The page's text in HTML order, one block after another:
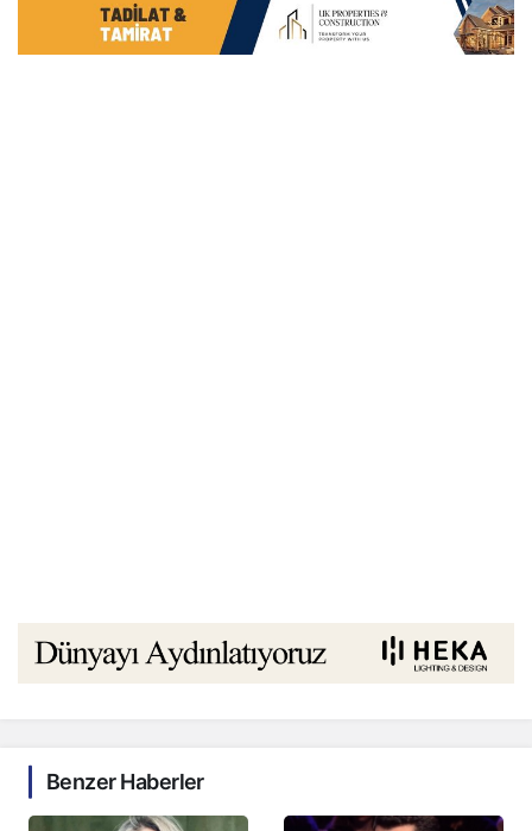
Benzer Haberler